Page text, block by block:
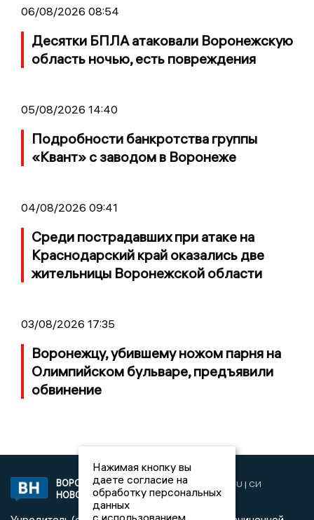
06/08/2026 08:54
Десятки БПЛА атаковали Воронежскую
область ночью, есть повреждения
05/08/2026 14:40
Подробности банкротства группы
«Квант» с заводом в Воронеже
04/08/2026 09:41
Среди пострадавших при атаке на
Краснодарский край оказались две
жительницы Воронежской области
03/08/2026 17:35
Воронежцу, убившему ножом парня на
Олимпийском бульваре, предъявили
обвинение
ВОРОНЕЖСКИЕ
НОВОСТИ
2019 © VORONEZHNEWS.RU | СИ
«Воронежские новости»
Нажимая кнопку вы
даете согласие на
обработку персональных
данных
с использованием